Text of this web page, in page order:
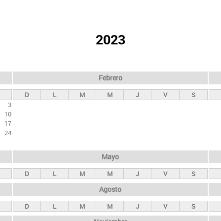
2023
3
10
17
24
Febrero
D L M M J V S
Mayo
D L M M J V S
Agosto
D L M M J V S